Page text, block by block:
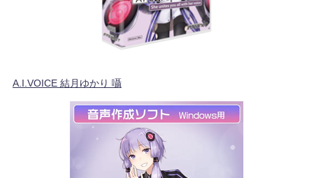
A.I.VOICE 結月ゆかり 囁